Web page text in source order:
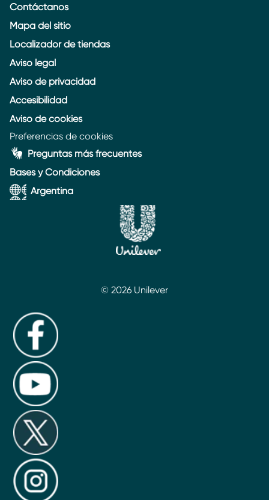
Contáctanos
Mapa del sitio
Localizador de tiendas
Aviso legal
Aviso de privacidad
Accesibilidad
Aviso de cookies
Preferencias de cookies
Preguntas más frecuentes
Bases y Condiciones
Argentina
© 2026 Unilever